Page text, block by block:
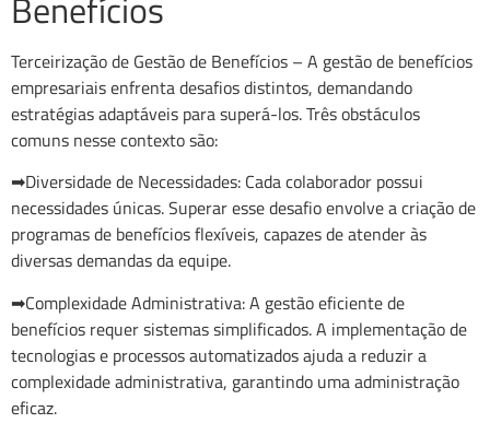
Terceirização de Gestão de Benefícios – A gestão de benefícios
empresariais enfrenta desafios distintos, demandando
estratégias adaptáveis para superá-los. Três obstáculos
comuns nesse contexto são:
➡Diversidade de Necessidades: Cada colaborador possui
necessidades únicas. Superar esse desafio envolve a criação de
programas de benefícios flexíveis, capazes de atender às
diversas demandas da equipe.
➡Complexidade Administrativa: A gestão eficiente de
benefícios requer sistemas simplificados. A implementação de
tecnologias e processos automatizados ajuda a reduzir a
complexidade administrativa, garantindo uma administração
eficaz.